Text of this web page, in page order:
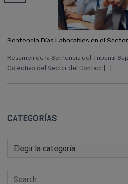
Sentencia Días Laborables en el
Resumen de la Sentencia del Tribunal
Colectivo del Sector del Contact [...]
CATEGORÍAS
Categorías